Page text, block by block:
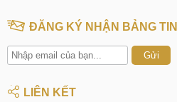
ĐĂNG KÝ NHẬN BẢNG TIN
Gửi
LIÊN KẾT